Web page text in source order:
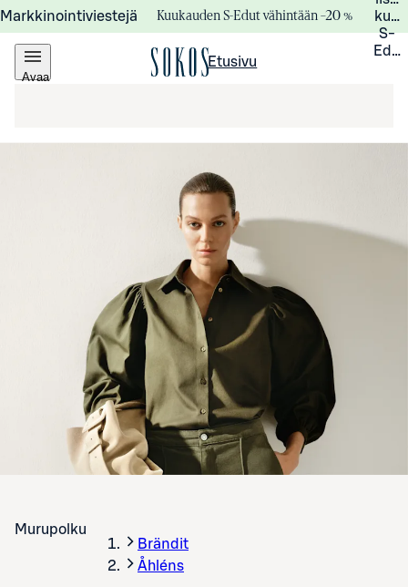
Markkinointiviestejä Kuukauden S-Edut vähintään –20 %
S-
Avaa
Etusivu
Murupolku
Brändit
Åhléns